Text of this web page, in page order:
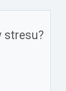
stresu?